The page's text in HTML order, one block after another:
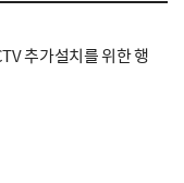
추가설치를 위한 행